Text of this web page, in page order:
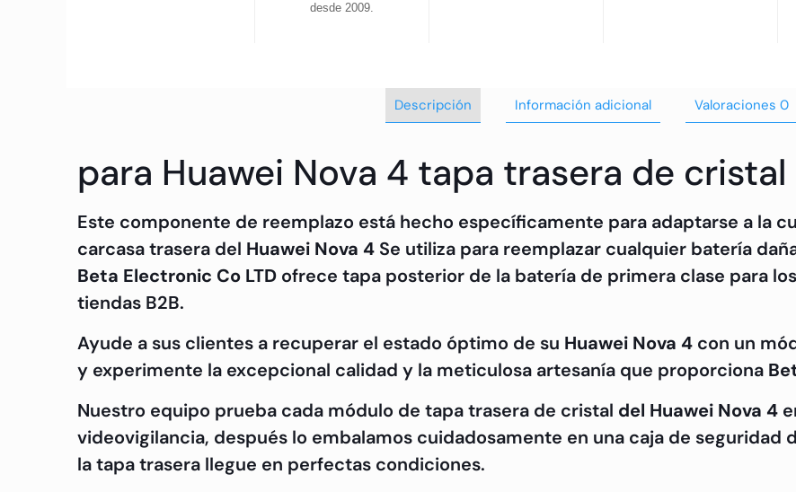
desde 2009.
Descripción Información adicional Valoraciones 0
para Huawei Nova 4 tapa trasera de
Este componente de reemplazo está hecho específicamente para adaptarse a la
carcasa trasera del Huawei Nova 4Se utiliza para reemplazar cualquier batería
Beta Electronic Co LTDofrece tapa posterior de la batería de primera clase para
tiendas B2B.
Ayude a sus clientes a recuperar el estado óptimo de su Huawei Nova 4con un
y experimente la excepcional calidad y la meticulosa artesanía que proporciona
Nuestro equipo prueba cada módulo de tapa trasera de cristal del Huawei Nova 4
videovigilancia, después lo embalamos cuidadosamente en una caja de seguridad
la tapa trasera llegue en perfectas condiciones.